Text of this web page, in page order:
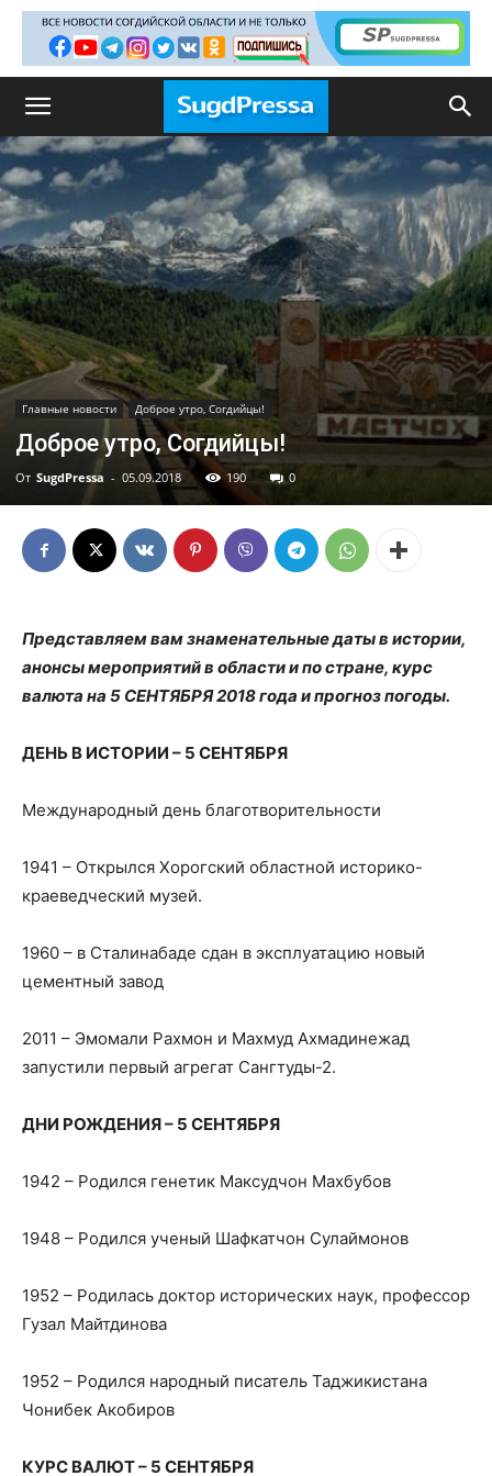
Главные новости Доброе утро, Согдийцы!
Доброе утро, Согдийцы!
От SugdPressa - 05.09.2018 190 0
Представляем вам знаменательные даты в истории,
анонсы мероприятий в области и по стране, курс
валюта на 5 СЕНТЯБРЯ 2018 года и прогноз погоды.
ДЕНЬ В ИСТОРИИ – 5 СЕНТЯБРЯ
Международный день благотворительности
1941 – Открылся Хорогский областной историко-
краеведческий музей.
1960 – в Сталинабаде сдан в эксплуатацию новый
цементный завод
2011 – Эмомали Рахмон и Махмуд Ахмадинежад
запустили первый агрегат Сангтуды-2.
ДНИ РОЖДЕНИЯ – 5 СЕНТЯБРЯ
1942 – Родился генетик Максудчон Махбубов
1948 – Родился ученый Шафкатчон Сулаймонов
1952 – Родилась доктор исторических наук, профессор
Гузал Майтдинова
1952 – Родился народный писатель Таджикистана
Чонибек Акобиров
КУРС ВАЛЮТ – 5 СЕНТЯБРЯ